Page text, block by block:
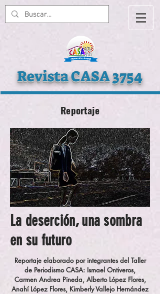
Revista CASA 3754
Reportaje
La deserción, una sombra
en su futuro
Reportaje elaborado por integrantes del Taller
de Periodismo CASA: Ismael Ontiveros,
Carmen Andrea Pineda, Alberto López Flores,
Anahí López Flores, Kimberly Vallejo Hernández